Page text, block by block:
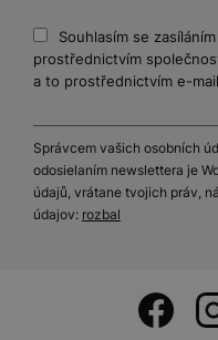
Souhlasím se
prostřednictvím
a to prostřednictvím e-
Správcem vašich osobních
odosielaním newslettera je
údajů, vrátane tvojich práv,
údajov: rozbal